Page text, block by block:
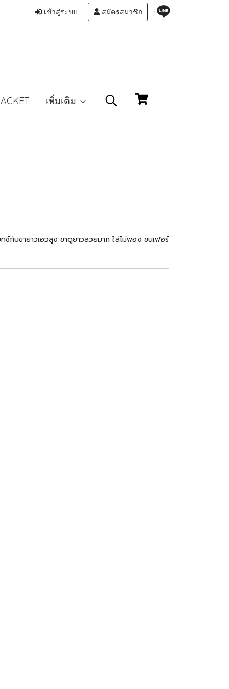
เข้าสู่ระบบ สมัครสมาชิก
เพิ่มเติม
กับขายาวเอวสูง ขาดูยาวสวยมาก ใส่ไม่พอง ขนเฟอร์